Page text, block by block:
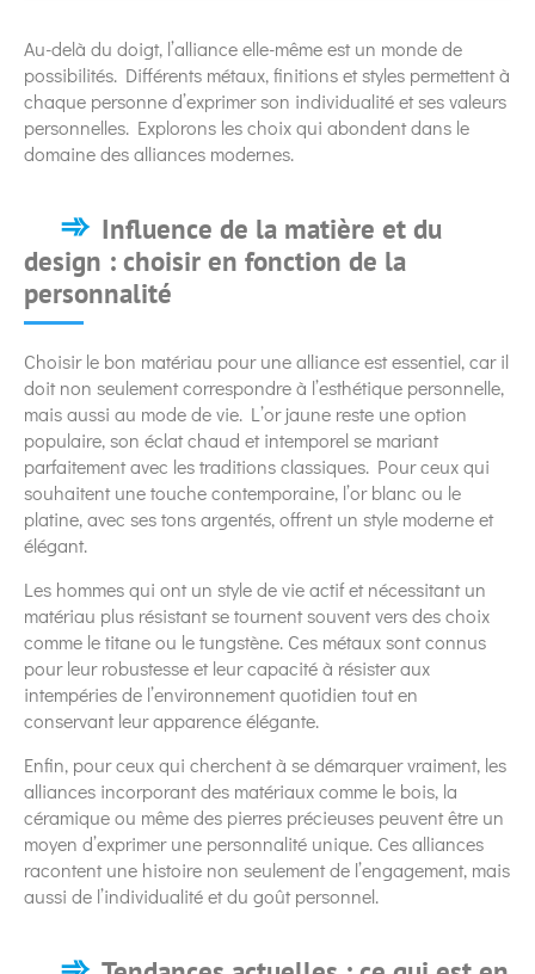
Au-delà du doigt, l’alliance elle-même est un monde de
possibilités. Différents métaux, finitions et styles permettent à
chaque personne d’exprimer son individualité et ses valeurs
personnelles. Explorons les choix qui abondent dans le
domaine des alliances modernes.
Influence de la matière et du
design : choisir en fonction de la
personnalité
Choisir le bon matériau pour une alliance est essentiel, car il
doit non seulement correspondre à l’esthétique personnelle,
mais aussi au mode de vie. L’or jaune reste une option
populaire, son éclat chaud et intemporel se mariant
parfaitement avec les traditions classiques. Pour ceux qui
souhaitent une touche contemporaine, l’or blanc ou le
platine, avec ses tons argentés, offrent un style moderne et
élégant.
Les hommes qui ont un style de vie actif et nécessitant un
matériau plus résistant se tournent souvent vers des choix
comme le titane ou le tungstène. Ces métaux sont connus
pour leur robustesse et leur capacité à résister aux
intempéries de l’environnement quotidien tout en
conservant leur apparence élégante.
Enfin, pour ceux qui cherchent à se démarquer vraiment, les
alliances incorporant des matériaux comme le bois, la
céramique ou même des pierres précieuses peuvent être un
moyen d’exprimer une personnalité unique. Ces alliances
racontent une histoire non seulement de l’engagement, mais
aussi de l’individualité et du goût personnel.